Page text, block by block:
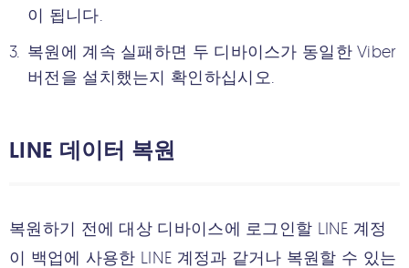
이 됩니다.
복원에 계속 실패하면 두 디바이스가 동일한 Viber
버전을 설치했는지 확인하십시오.
LINE 데이터 복원
복원하기 전에 대상 디바이스에 로그인할 LINE 계정
이 백업에 사용한 LINE 계정과 같거나 복원할 수 있는